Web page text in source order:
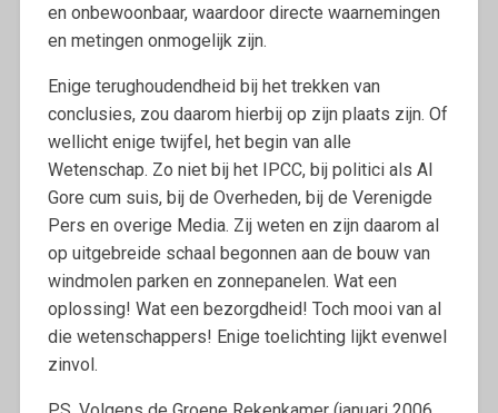
en onbewoonbaar, waardoor directe waarnemingen
en metingen onmogelijk zijn.
Enige terughoudendheid bij het trekken van
conclusies, zou daarom hierbij op zijn plaats zijn. Of
wellicht enige twijfel, het begin van alle
Wetenschap. Zo niet bij het IPCC, bij politici als Al
Gore cum suis, bij de Overheden, bij de Verenigde
Pers en overige Media. Zij weten en zijn daarom al
op uitgebreide schaal begonnen aan de bouw van
windmolen parken en zonnepanelen. Wat een
oplossing! Wat een bezorgdheid! Toch mooi van al
die wetenschappers! Enige toelichting lijkt evenwel
zinvol.